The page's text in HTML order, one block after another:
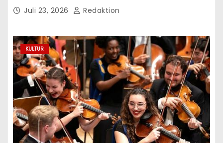
Juli 23, 2026 Redaktion
KULTUR